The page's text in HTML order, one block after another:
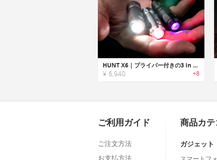
HUNT X6｜プライバー付きの3 in 1 LED懐中電灯
¥ 6,940 +8
ご利用ガイド
ご注文方法
お支払方法
商品カ
ガジェット